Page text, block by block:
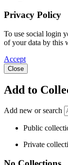
Privacy Policy
To use social login
of your data by this
Accept
Close
Add to
Add new or search
Public
Private